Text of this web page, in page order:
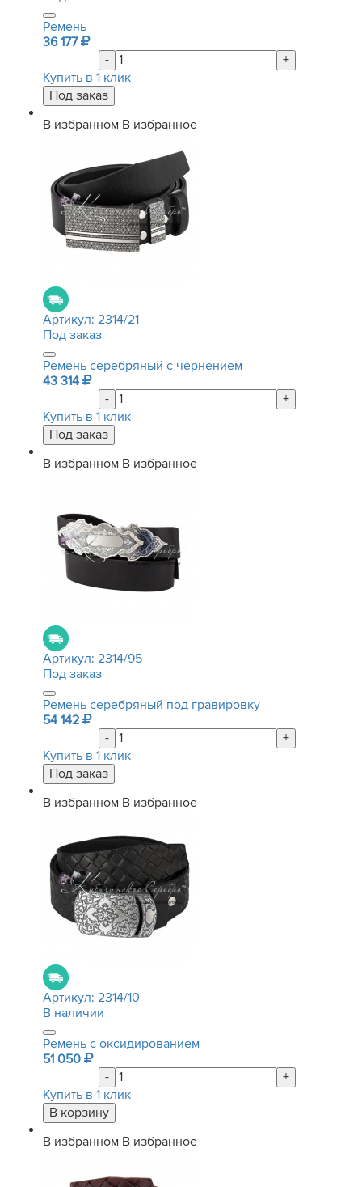
Ремень
36 177
-
+
Купить в 1 клик
В избранном В избранное
Артикул: 2314/21
Под заказ
Ремень серебряный с чернением
43 314
-
+
Купить в 1 клик
В избранном В избранное
Артикул: 2314/95
Под заказ
Ремень серебряный под гравировку
54 142
-
+
Купить в 1 клик
В избранном В избранное
Артикул: 2314/10
В наличии
Ремень с оксидированием
51 050
-
+
Купить в 1 клик
В избранном В избранное